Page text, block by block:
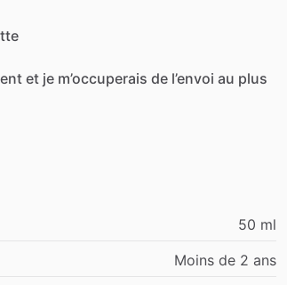
et je m’occuperais de l’envoi au plus
50 ml
Moins de 2 ans